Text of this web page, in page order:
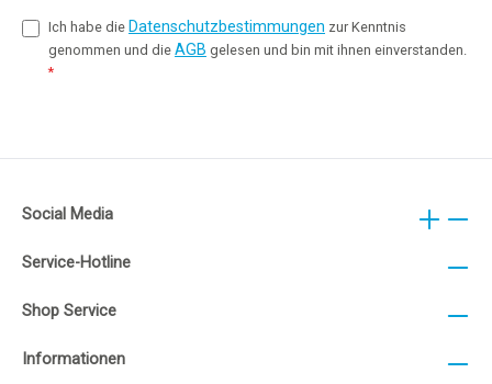
Ich habe die Datenschutzbestimmungen zur Kenntnis
genommen und die AGB gelesen und bin mit ihnen einverstanden.
*
Service-Hotline
Shop Service
Informationen
Social Media